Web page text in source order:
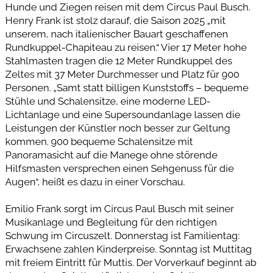
Hunde und Ziegen reisen mit dem Circus Paul Busch.
Henry Frank ist stolz darauf, die Saison 2025 „mit
unserem, nach italienischer Bauart geschaffenen
Rundkuppel-Chapiteau zu reisen.“ Vier 17 Meter hohe
Stahlmasten tragen die 12 Meter Rundkuppel des
Zeltes mit 37 Meter Durchmesser und Platz für 900
Personen. „Samt statt billigen Kunststoffs – bequeme
Stühle und Schalensitze, eine moderne LED-
Lichtanlage und eine Supersoundanlage lassen die
Leistungen der Künstler noch besser zur Geltung
kommen. 900 bequeme Schalensitze mit
Panoramasicht auf die Manege ohne störende
Hilfsmasten versprechen einen Sehgenuss für die
Augen“, heißt es dazu in einer Vorschau.
Emilio Frank sorgt im Circus Paul Busch mit seiner
Musikanlage und Begleitung für den richtigen
Schwung im Circuszelt. Donnerstag ist Familientag:
Erwachsene zahlen Kinderpreise. Sonntag ist Muttitag
mit freiem Eintritt für Muttis. Der Vorverkauf beginnt ab